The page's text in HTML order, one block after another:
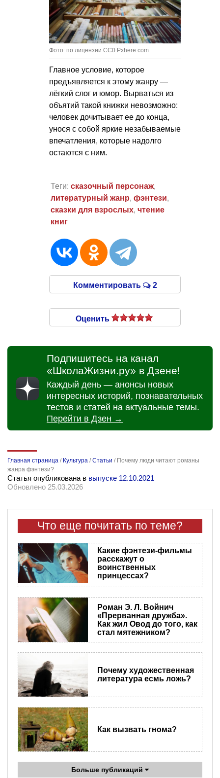
Фото: по лицензии CC0 Pxhere.com
Главное условие, которое
предъявляется к этому жанру —
лёгкий слог и юмор. Вырваться из
объятий такой книжки невозможно:
человек дочитывает ее до конца,
унося с собой яркие незабываемые
впечатления, которые надолго
остаются с ним.
Теги: сказочный персонаж,
литературный жанр, фэнтези,
сказки для взрослых, чтение
книг
Комментировать 2
Оценить
Подпишитесь на канал
«ШколаЖизни.ру» в Дзене!
Каждый день — анонсы новых
интересных историй, познавательных
тестов и статей на актуальные темы.
Перейти в Дзен →
Главная страница / Культура /Статьи / Почему люди читают романы
жанра фэнтези?
Статья опубликована в выпуске 12.10.2021
Обновлено 25.03.2026
Что еще почитать по теме?
Какие фэнтези-фильмы
расскажут о
воинственных
принцессах?
Роман Э. Л. Войнич
«Прерванная дружба».
Как жил Овод до того, как
стал мятежником?
​Почему художественная
литература есмь ложь?
Как вызвать гнома?
Больше публикаций